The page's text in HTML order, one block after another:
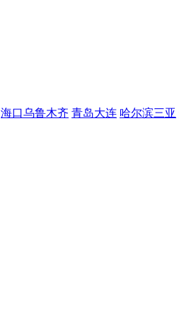
海口乌鲁木齐 青岛大连 哈尔滨三亚